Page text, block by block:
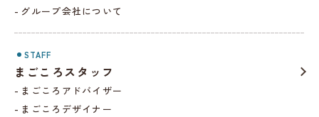
グループ会社について
STAFF
まごころスタッフ
まごころアドバイザー
まごころデザイナー